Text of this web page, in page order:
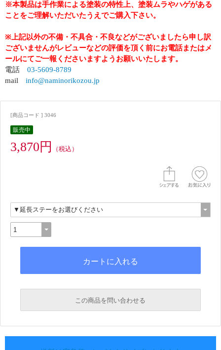
※本製品は手作業による塗装の特性上、塗装ムラやハゲがある
ことをご理解いただいたうえでご購入下さい。
※上記以外の不備・不具合・不良などがございましたら申し訳
ございませんがレビューなどの評価を頂く前にお電話またはメ
ールにてご一報くださいますようお願いいたします。
電話 03-5609-8789
mail info@naminorikozou.jp
[商品コード ] 3046
販売中
3,870円 （税込）
この商品を問い合わせる